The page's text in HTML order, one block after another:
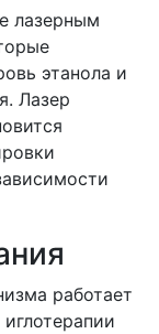
лазерным
этанола и
Лазер
работает